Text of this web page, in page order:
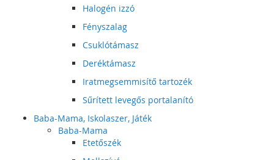
Halogén izzó
Fényszalag
Csuklótámasz
Deréktámasz
Iratmegsemmisítő tartozék
Sűrített levegős portalanító
Baba-Mama, Iskolaszer, Játék
Baba-Mama
Etetőszék